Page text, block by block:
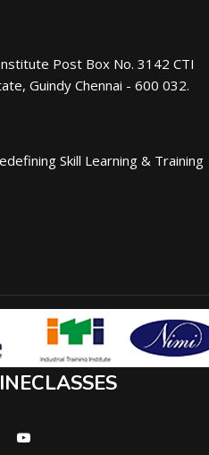
Post Box No. 3142 CTI
Guindy Chennai - 600 032.
Skill Learning & Training